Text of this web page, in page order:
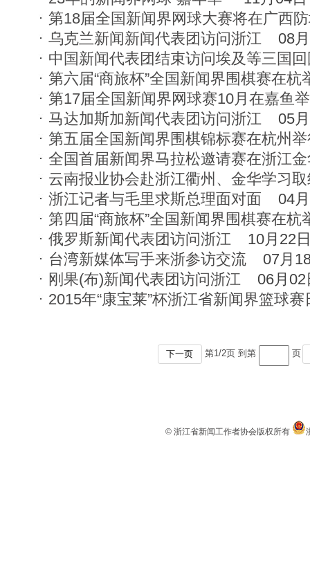
第18届全国新闻界网球大赛将在广西
乌克兰新闻新闻代表团访问浙江
08
中国新闻代表团结束访问埃及等三国
第六届“商旅杯”全国新闻界围棋赛在杭
第17届全国新闻界网球赛10月在嘉鱼
马达加斯加新闻代表团访问浙江
05
第五届全国新闻界围棋锦标赛在杭州
全国首届新闻界马拉松邀请赛在浙江
云南报业协会赴浙江衢州、金华学习
浙江记者与毛里求斯总理面对面
04
第四届“商旅杯”全国新闻界围棋赛在杭
俄罗斯新闻代表团访问浙江
10月22
台湾新媒体写手来浙参访交流
07月
刚果(布)新闻代表团访问浙江
06月02
2015年“康宝莱”杯浙江省新闻界篮球
下一页 第1/2页 到第 页
© 浙江省新闻工作者协会版权所有